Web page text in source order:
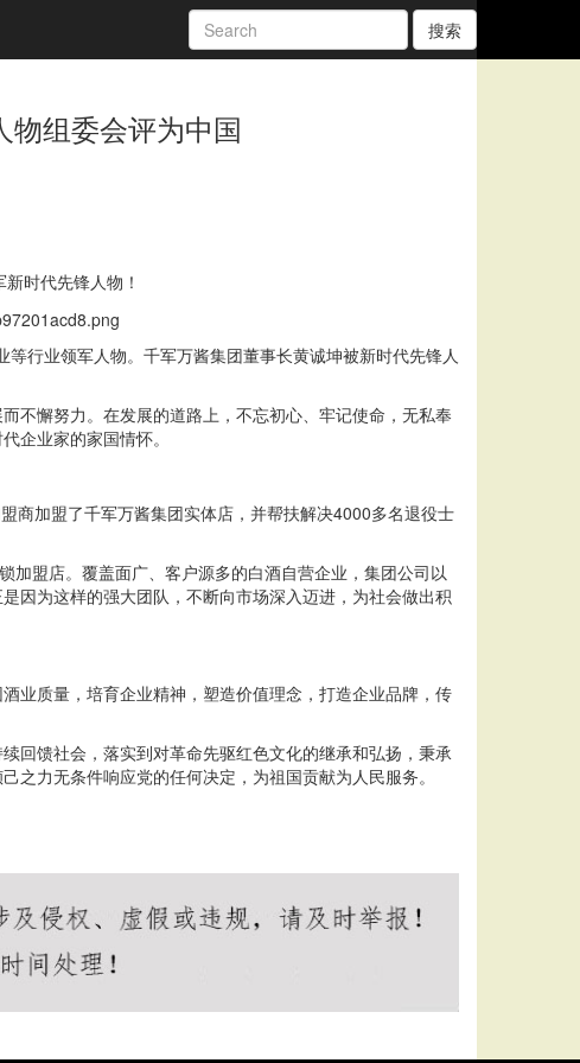
搜索
组委会评为中国
时代先锋人物！
行业领军人物。千军万酱集团董事长黄诚坤被新时代先锋人
不懈努力。在发展的道路上，不忘初心、牢记使命，无私奉
企业家的家国情怀。
商加盟了千军万酱集团实体店，并帮扶解决4000多名退役士
盟店。覆盖面广、客户源多的白酒自营企业，集团公司以
因为这样的强大团队，不断向市场深入迈进，为社会做出积
业质量，培育企业精神，塑造价值理念，打造企业品牌，传
回馈社会，落实到对革命先驱红色文化的继承和弘扬，秉承
力无条件响应党的任何决定，为祖国贡献为人民服务。